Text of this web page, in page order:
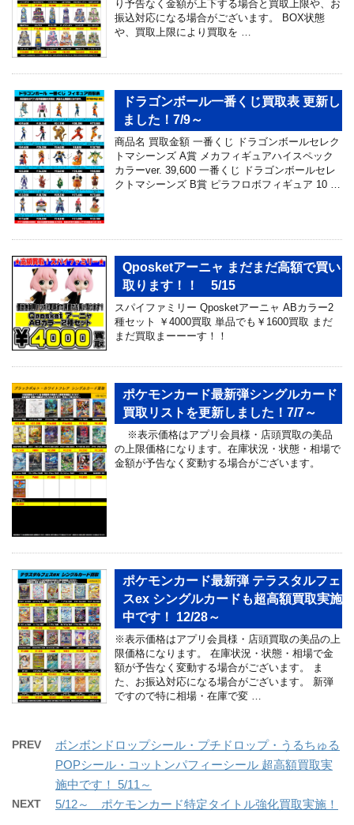
り予告なく金額が上下する場合と買取上限や、お
振込対応になる場合がございます。 BOX状態
や、買取上限により買取を …
ドラゴンボール一番くじ買取表 更新し
ました！7/9～
商品名 買取金額 一番くじ ドラゴンボールセレク
トマシーンズ A賞 メカフィギュアハイスペック
カラーver. 39,600 一番くじ ドラゴンボールセレ
クトマシーンズ B賞 ピラフロボフィギュア 10 …
Qposketアーニャ まだまだ高額で買い
取ります！！ 5/15
スパイファミリー Qposketアーニャ ABカラー2
種セット ￥4000買取 単品でも￥1600買取 まだ
まだ買取まーーーす！！
ポケモンカード最新弾シングルカード
買取リストを更新しました！7/7～
※表示価格はアプリ会員様・店頭買取の美品
の上限価格になります。在庫状況・状態・相場で
金額が予告なく変動する場合がございます。
ポケモンカード最新弾 テラスタルフェ
スex シングルカードも超高額買取実施
中です！ 12/28～
※表示価格はアプリ会員様・店頭買取の美品の上
限価格になります。 在庫状況・状態・相場で金
額が予告なく変動する場合がございます。 ま
た、お振込対応になる場合がございます。 新弾
ですので特に相場・在庫で変 …
PREV
ボンボンドロップシール・プチドロップ・うるちゅる
POPシール・コットンパフィーシール 超高額買取実
施中です！ 5/11～
NEXT 5/12～ ポケモンカード特定タイトル強化買取実施！